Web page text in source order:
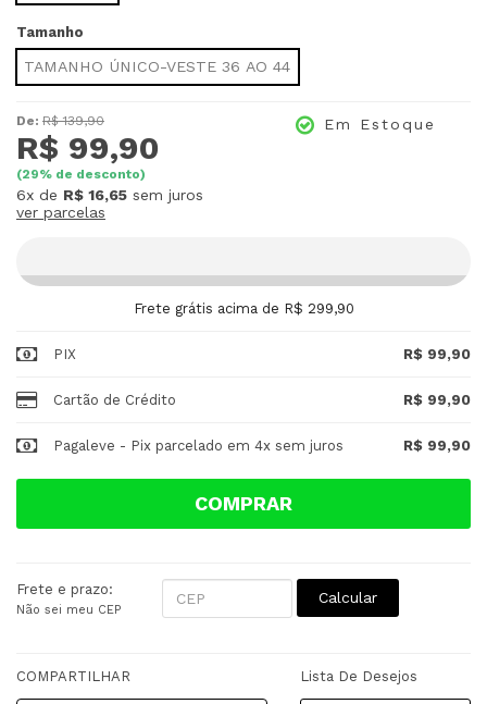
Tamanho
TAMANHO ÚNICO-VESTE 36 AO 44
De: R$ 139,90
R$ 99,90
(29% de desconto)
6x de R$ 16,65 sem juros
ver parcelas
Em Estoque
Frete grátis acima de R$ 299,90
PIX R$ 99,90
Cartão de Crédito R$ 99,90
Pagaleve - Pix parcelado em 4x sem juros R$ 99,90
COMPRAR
Frete e prazo:
Não sei meu CEP
Calcular
COMPARTILHAR Lista De Desejos